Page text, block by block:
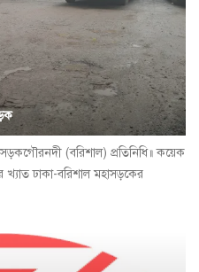
(বরিশাল) প্রতিনিধি॥ কয়েক
খ্যাত ঢাকা-বরিশাল মহাসড়কের